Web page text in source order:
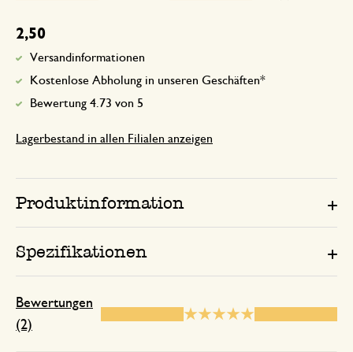
2,50
Versandinformationen
Kostenlose Abholung in unseren Geschäften*
Bewertung 4.73 von 5
Lagerbestand in allen Filialen anzeigen
Produktinformation
Spezifikationen
Bewertungen
(2)